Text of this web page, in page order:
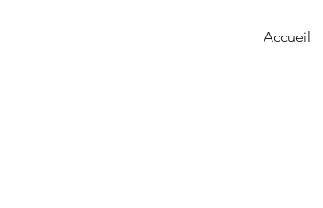
Accueil